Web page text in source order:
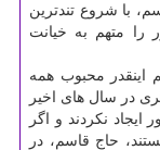
با شروع تندترین
متهم به خیانت
اینقدر محبوب همه
در سال های اخیر
نكردند و اگر
حاج قاسم، در